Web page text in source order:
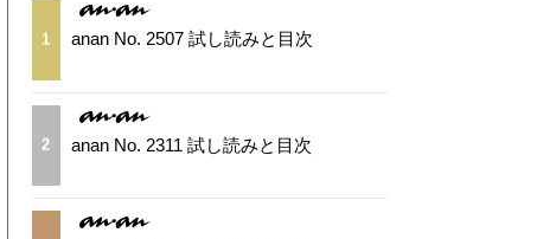
1 anan No. 2507 試し読みと目次
2 anan No. 2311 試し読みと目次